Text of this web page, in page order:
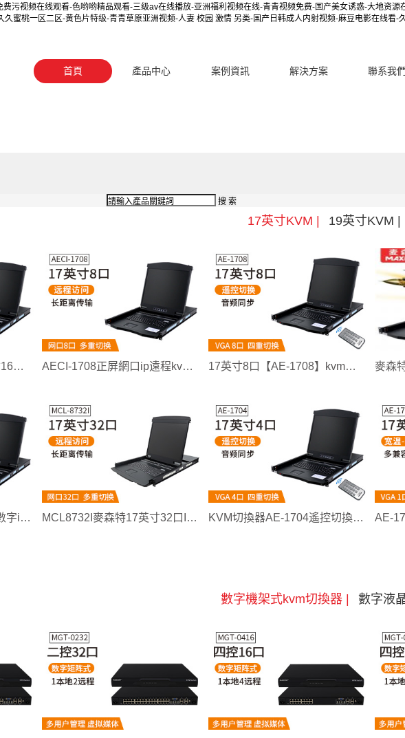
污视频在线观看-色哟哟精品观看-三级av在线播放-亚洲福利视频在线-青青视频免费-国产美女诱惑-大地资
蜜桃一区二区-黄色片特级-青青草原亚洲视频-人妻 校园 激情 另类-国产日韩成人内射视频-麻豆电影在线看
首頁 產品中心 案例資訊 解決方案 聯系我們
17英寸KVM | 19英寸KVM |
AEI-1716液晶LCD17英寸16口數字ip遠程kvm切換器 AECI-1708正屏網口ip遠程kvm切換器【AECI1708】 17英寸8口【AE-1708】kvm切換器
17英寸8口【AEI-1708】數字ip遠程機架式kvm切換器 MCL8732I麥森特17英寸32口IP遠程kvm切換器 KVM切換器AE-1704遙控切換17英寸4口智能型kvm切換器
數字機架式kvm切換器 | 數字液